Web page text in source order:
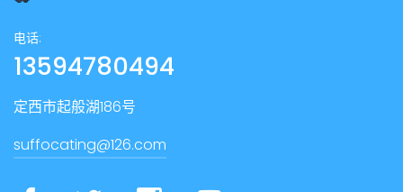
电话:
13594780494
定西市起般湖186号
suffocating@126.com